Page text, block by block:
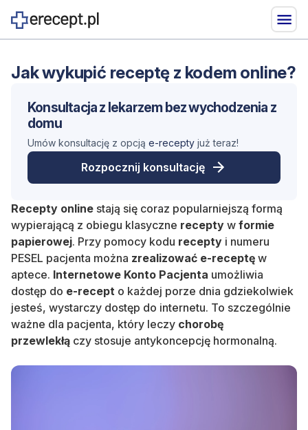
Jak wykupić receptę z kodem online?
Konsultacja z lekarzembez wychodzenia z
domu
Umów konsultację z opcją e-recepty już teraz!
Rozpocznij konsultację
Recepty online stają się coraz popularniejszą formą
wypierającą z obiegu klasyczne recepty w formie
papierowej. Przy pomocy kodu recepty i numeru
PESEL pacjenta można zrealizować e-receptę w
aptece. Internetowe Konto Pacjenta umożliwia
dostęp do e-recept o każdej porze dnia gdziekolwiek
jesteś, wystarczy dostęp do internetu. To szczególnie
ważne dla pacjenta, który leczy chorobę
przewlekłą czy stosuje antykoncepcję hormonalną.